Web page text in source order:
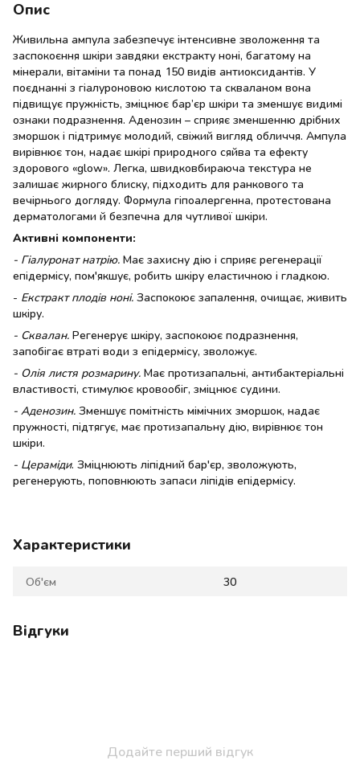
Опис
Живильна ампула забезпечує інтенсивне зволоження та
заспокоєння шкіри завдяки екстракту ноні, багатому на
мінерали, вітаміни та понад 150 видів антиоксидантів. У
поєднанні з гіалуроновою кислотою та скваланом вона
підвищує пружність, зміцнює бар’єр шкіри та зменшує видимі
ознаки подразнення. Аденозин – сприяє зменшенню дрібних
зморшок і підтримує молодий, свіжий вигляд обличчя. Ампула
вирівнює тон, надає шкірі природного сяйва та ефекту
здорового «glow». Легка, швидковбираюча текстура не
залишає жирного блиску, підходить для ранкового та
вечірнього догляду. Формула гіпоалергенна, протестована
дерматологами й безпечна для чутливої шкіри.
Активні компоненти:
- Гіалуронат натрію. Має захисну дію і сприяє регенерації
епідермісу, пом'якшує, робить шкіру еластичною і гладкою.
- Екстракт плодів ноні. Заспокоює запалення, очищає, живить
шкіру.
- Сквалан. Регенерує шкіру, заспокоює подразнення,
запобігає втраті води з епідермісу, зволожує.
- Олія листя розмарину. Має протизапальні, антибактеріальні
властивості, стимулює кровообіг, зміцнює судини.
- Аденозин. Зменшує помітність мімічних зморшок, надає
пружності, підтягує, має протизапальну дію, вирівнює тон
шкіри.
- Цераміди. Зміцнюють ліпідний бар'єр, зволожують,
регенерують, поповнюють запаси ліпідів епідермісу.
Характеристики
Об'єм 30
Відгуки
Додайте перший відгук